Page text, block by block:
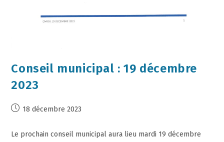
Conseil municipal : 19 décembre
2023
18 décembre 2023
Le prochain conseil municipal aura lieu mardi 19 décembre